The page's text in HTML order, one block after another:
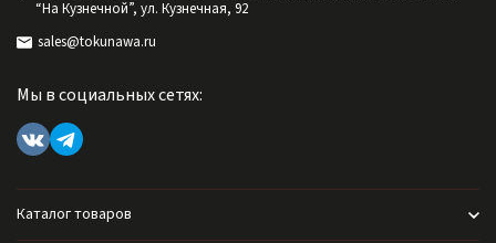
“На Кузнечной”, ул. Кузнечная, 92
sales@tokunawa.ru
Мы в социальных сетях:
Каталог товаров